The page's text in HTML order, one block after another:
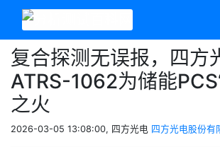
复合探测无误报，四方
ATRS-1062为储能
之火
2026-03-05 13:08:00, 四方光电 四方光电股份有